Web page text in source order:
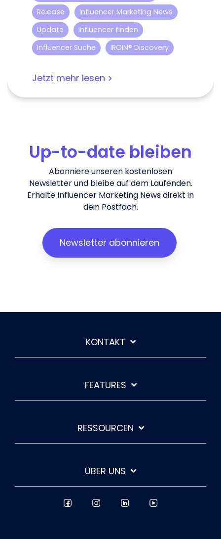
Release
Influencer Marketing News
Update
Influencer finden
Influencer Suche
IROIN® Discovery
Jetzt mehr lesen
Up-to-date bleiben
Abonniere unseren kostenlosen
Newsletter und bleibe auf dem Laufenden.
Erhalte Influencer Marketing News direkt in
dein Postfach.
Newsletter abonnieren
KONTAKT
FEATURES
RESSOURCEN
ÜBER UNS